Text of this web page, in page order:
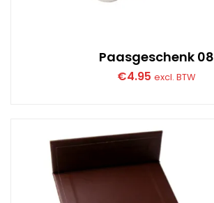
Paasgeschenk 08
€4.95 excl. BTW